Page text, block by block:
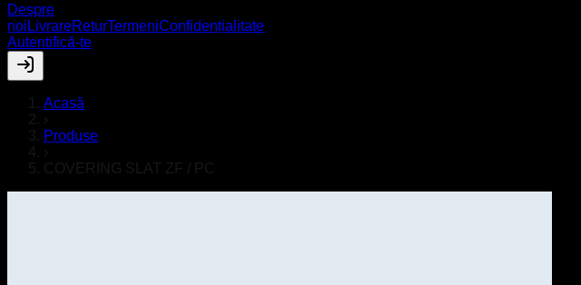
Despre
noi LivrareReturTermeniConfidențialitate
Autentifică-te
Acasă
Produse